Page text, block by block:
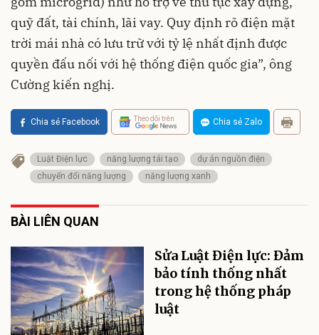
quỹ đất, tài chính, lãi vay. Quy định rõ điện mặt
trời mái nhà có lưu trữ với tỷ lệ nhất định được
quyền đấu nối với hệ thống điện quốc gia”, ông
Cường kiến nghị.
Chia sẻ Facebook Theo dõi trên Chia sẻ Zalo
Luật Điện lực năng lượng tái tạo
dự án nguồn điện
chuyển đổi năng lượng
năng lượng xanh
BÀI LIÊN QUAN
Sửa Luật Điện lực: Đảm
bảo tính thống nhất
trong hệ thống pháp
luật